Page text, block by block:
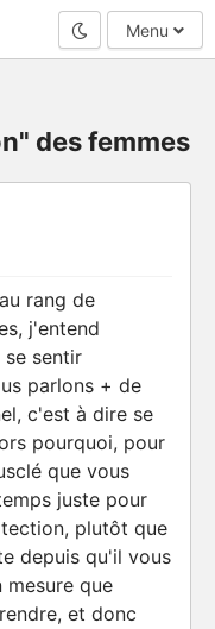
Mode nuit
Menu
des femmes
rang de
j'entend
sentir
parlons + de
c'est à dire se
pourquoi, pour
que vous
juste pour
plutôt que
depuis qu'il vous
que
et donc